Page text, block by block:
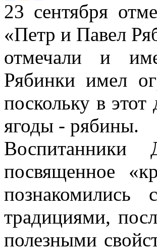
23 сентября
«Петр и Павел
отмечали и
Рябинки имел
поскольку в этот
ягоды - рябины.
посвященное
традициями,
полезными